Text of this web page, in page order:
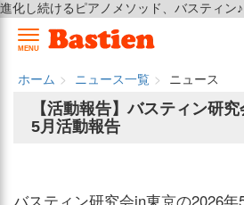
進化し続けるピアノメソッド、バスティン♪
MENU
ホーム ニュース一覧
ニュース
【活動報告】バスティン研
5月活動報告
バスティン研究会in東京の2026